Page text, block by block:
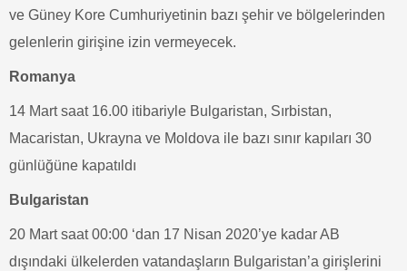
ve Güney Kore Cumhuriyetinin bazı şehir ve bölgelerinden
gelenlerin girişine izin vermeyecek.
Romanya
14 Mart saat 16.00 itibariyle Bulgaristan, Sırbistan,
Macaristan, Ukrayna ve Moldova ile bazı sınır kapıları 30
günlüğüne kapatıldı
Bulgaristan
20 Mart saat 00:00 ‘dan 17 Nisan 2020’ye kadar AB
dışındaki ülkelerden vatandaşların Bulgaristan’a girişlerini